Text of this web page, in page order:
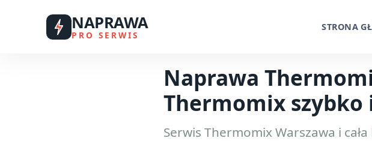
Naprawa
Thermomix szybko
Serwis Thermomix Warszawa i
NAPRAWA
PRO SERWIS
STRONA